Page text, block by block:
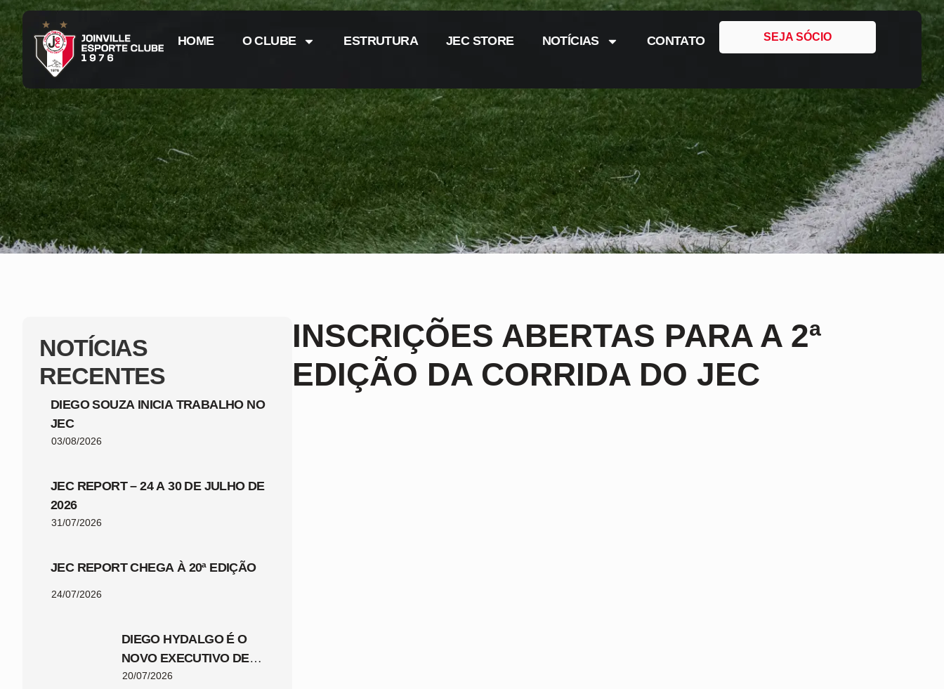
HOME O CLUBE ESTRUTURA JEC STORE NOTÍCIAS CONTATO SEJA SÓCIO
NOTÍCIAS
RECENTES
DIEGO SOUZA INICIA TRABALHO NO
JEC
03/08/2026
JEC REPORT – 24 A 30 DE JULHO DE
2026
31/07/2026
JEC REPORT CHEGA À 20ª EDIÇÃO
24/07/2026
DIEGO HYDALGO É O
NOVO EXECUTIVO DE
FUTEBOL DO JEC
20/07/2026
INSCRIÇÕES ABERTAS PARA A 2ª
EDIÇÃO DA CORRIDA DO JEC